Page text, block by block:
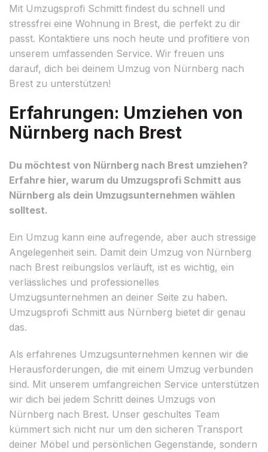
Mit Umzugsprofi Schmitt findest du schnell und
stressfrei eine Wohnung in Brest, die perfekt zu dir
passt. Kontaktiere uns noch heute und profitiere von
unserem umfassenden Service. Wir freuen uns
darauf, dich bei deinem Umzug von Nürnberg nach
Brest zu unterstützen!
Erfahrungen: Umziehen von
Nürnberg nach Brest
Du möchtest von Nürnberg nach Brest umziehen?
Erfahre hier, warum du Umzugsprofi Schmitt aus
Nürnberg als dein Umzugsunternehmen wählen
solltest.
Ein Umzug kann eine aufregende, aber auch stressige
Angelegenheit sein. Damit dein Umzug von Nürnberg
nach Brest reibungslos verläuft, ist es wichtig, ein
verlässliches und professionelles
Umzugsunternehmen an deiner Seite zu haben.
Umzugsprofi Schmitt aus Nürnberg bietet dir genau
das.
Als erfahrenes Umzugsunternehmen kennen wir die
Herausforderungen, die mit einem Umzug verbunden
sind. Mit unserem umfangreichen Service unterstützen
wir dich bei jedem Schritt deines Umzugs von
Nürnberg nach Brest. Unser geschultes Team
kümmert sich nicht nur um den sicheren Transport
deiner Möbel und persönlichen Gegenstände, sondern